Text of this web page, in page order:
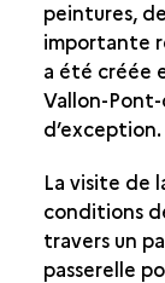
peintures,
importante
a été créée
Vallon-Pont-
d’exception.
La visite de
conditions
travers un
passerelle